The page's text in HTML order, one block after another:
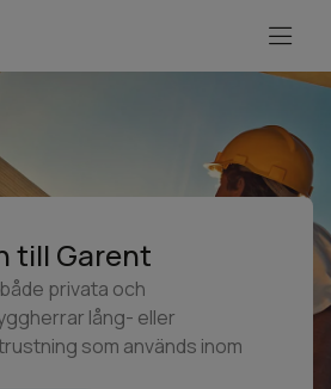
till Garent
privata och
lång- eller
som används inom